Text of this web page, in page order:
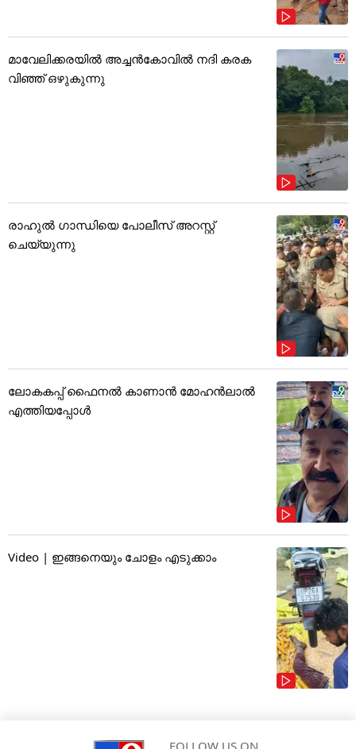
മാവേലിക്കരയിൽ അച്ചൻകോവിൽ നദി കരക
വിഞ്ഞ് ഒഴുകുന്നു
രാഹുൽ ഗാന്ധിയെ പോലീസ് അറസ്റ്റ്
ചെയ്യുന്നു
ലോകകപ്പ് ഫൈനൽ കാണാൻ മോഹൻലാൽ
എത്തിയപ്പോൾ
Video | ഇങ്ങനെയും ചോളം എടുക്കാം
FOLLOW US ON